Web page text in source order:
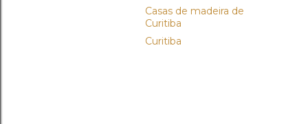
Casas de madeira de
Curitiba
Curitiba